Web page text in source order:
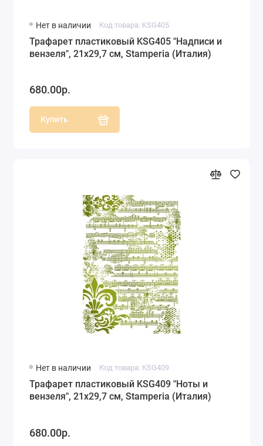
Нет в наличии Код товара: KSG405
Трафарет пластиковый KSG405 "Надписи и
вензеля", 21х29,7 см, Stamperia (Италия)
680.00р.
Купить
Нет в наличии Код товара: KSG409
Трафарет пластиковый KSG409 "Ноты и
вензеля", 21х29,7 см, Stamperia (Италия)
680.00р.